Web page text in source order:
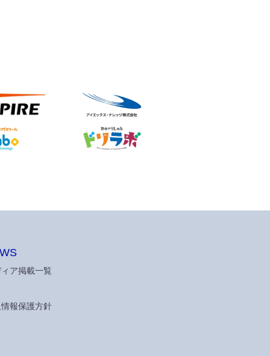
ィア掲載一覧
報保護方針